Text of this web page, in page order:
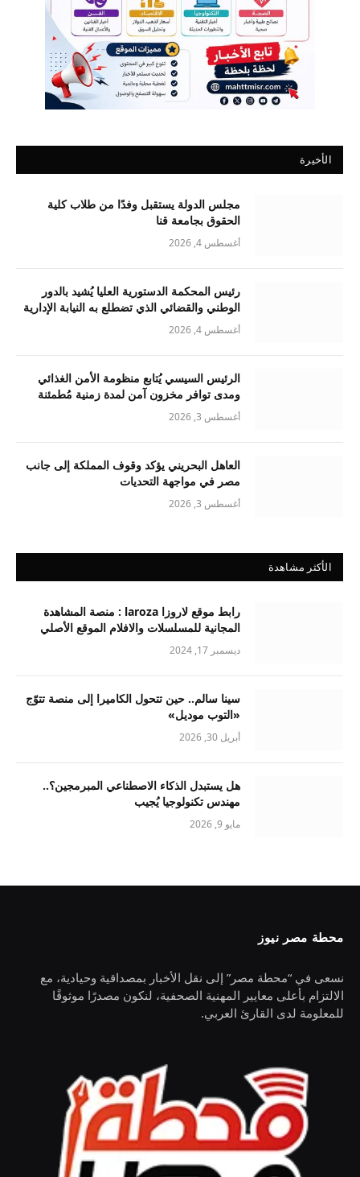
الأخيرة
مجلس الدولة يستقبل وفدًا من طلاب كلية
الحقوق بجامعة قنا
أغسطس 4, 2026
رئيس المحكمة الدستورية العليا يُشيد بالدور
الوطني والقضائي الذي تضطلع به النيابة الإدارية
أغسطس 4, 2026
الرئيس السيسي يُتابع منظومة الأمن الغذائي
ومدى توافر مخزون آمن لمدة زمنية مُطمئنة
أغسطس 3, 2026
العاهل البحريني يؤكد وقوف المملكة إلى جانب
مصر في مواجهة التحديات
أغسطس 3, 2026
الأكثر مشاهدة
رابط موقع لاروزا laroza : منصة المشاهدة
المجانية للمسلسلات والافلام الموقع الأصلي
ديسمبر 17, 2024
سينا سالم.. حين تتحول الكاميرا إلى منصة تتوّج
«التوب موديل»
أبريل 30, 2026
هل يستبدل الذكاء الاصطناعي المبرمجين؟..
مهندس تكنولوجيا يُجيب
مايو 9, 2026
محطة مصر نيوز
نسعى في “محطة مصر” إلى نقل الأخبار بمصداقية وحيادية، مع
الالتزام بأعلى معايير المهنية الصحفية، لنكون مصدرًا موثوقًا
للمعلومة لدى القارئ العربي.